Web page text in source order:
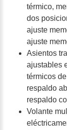
térmico,
dos
ajuste
ajuste
Asientos
ajustables
térmicos
respaldo
respaldo
Volante